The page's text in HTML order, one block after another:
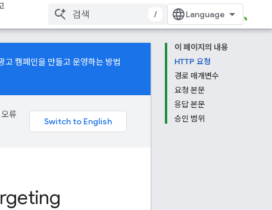
/
이 페이지의 내용
HTTP 요청
경로 매개변수
요청 본문
응답 본문
승인 범위
고 캠페인을 만들고 운영하는 방법
류